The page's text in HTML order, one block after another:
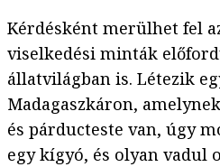
Kérdésként merülhet fel
viselkedési minták
állatvilágban is. Létezik
Madagaszkáron,
és párducteste van, úgy
egy kígyó, és olyan vadul